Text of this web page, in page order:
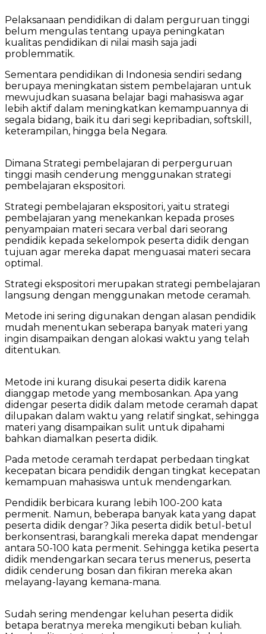
Pelaksanaan pendidikan di dalam perguruan tinggi
belum mengulas tentang upaya peningkatan
kualitas pendidikan di nilai masih saja jadi
problemmatik.
Sementara pendidikan di Indonesia sendiri sedang
berupaya meningkatan sistem pembelajaran untuk
mewujudkan suasana belajar bagi mahasiswa agar
lebih aktif dalam meningkatkan kemampuannya di
segala bidang, baik itu dari segi kepribadian, softskill,
keterampilan, hingga bela Negara.
Dimana Strategi pembelajaran di perperguruan
tinggi masih cenderung menggunakan strategi
pembelajaran ekspositori.
Strategi pembelajaran ekspositori, yaitu strategi
pembelajaran yang menekankan kepada proses
penyampaian materi secara verbal dari seorang
pendidik kepada sekelompok peserta didik dengan
tujuan agar mereka dapat menguasai materi secara
optimal.
Strategi ekspositori merupakan strategi pembelajaran
langsung dengan menggunakan metode ceramah.
Metode ini sering digunakan dengan alasan pendidik
mudah menentukan seberapa banyak materi yang
ingin disampaikan dengan alokasi waktu yang telah
ditentukan.
Metode ini kurang disukai peserta didik karena
dianggap metode yang membosankan. Apa yang
didengar peserta didik dalam metode ceramah dapat
dilupakan dalam waktu yang relatif singkat, sehingga
materi yang disampaikan sulit untuk dipahami
bahkan diamalkan peserta didik.
Pada metode ceramah terdapat perbedaan tingkat
kecepatan bicara pendidik dengan tingkat kecepatan
kemampuan mahasiswa untuk mendengarkan.
Pendidik berbicara kurang lebih 100-200 kata
permenit. Namun, beberapa banyak kata yang dapat
peserta didik dengar? Jika peserta didik betul-betul
berkonsentrasi, barangkali mereka dapat mendengar
antara 50-100 kata permenit. Sehingga ketika peserta
didik mendengarkan secara terus menerus, peserta
didik cenderung bosan dan fikiran mereka akan
melayang-layang kemana-mana.
Sudah sering mendengar keluhan peserta didik
betapa beratnya mereka mengikuti beban kuliah.